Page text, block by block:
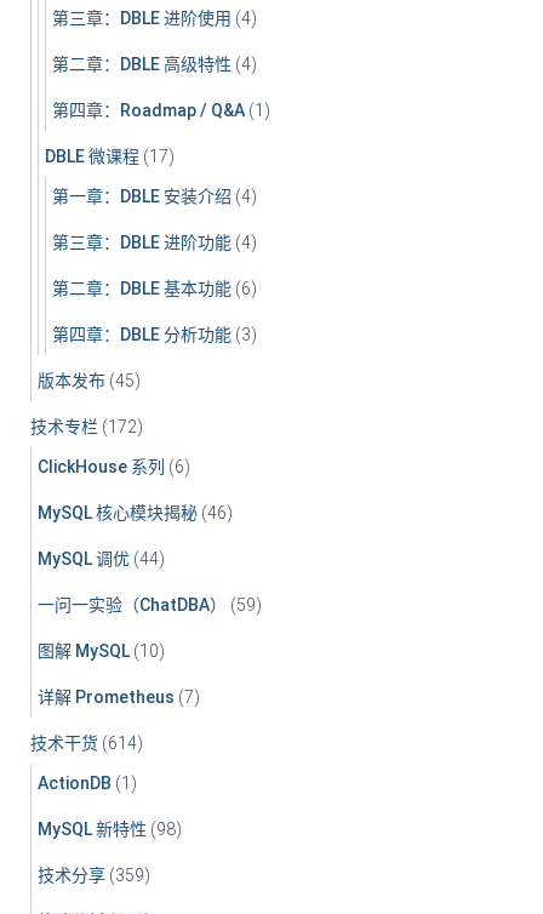
第三章：DBLE 进阶使用 (4)
第二章：DBLE 高级特性 (4)
第四章：Roadmap / Q&A (1)
DBLE 微课程 (17)
第一章：DBLE 安装介绍 (4)
第三章：DBLE 进阶功能 (4)
第二章：DBLE 基本功能 (6)
第四章：DBLE 分析功能 (3)
版本发布 (45)
技术专栏 (172)
ClickHouse 系列 (6)
MySQL 核心模块揭秘 (46)
MySQL 调优 (44)
一问一实验（ChatDBA） (59)
图解 MySQL (10)
详解 Prometheus (7)
技术干货 (614)
ActionDB (1)
MySQL 新特性 (98)
技术分享 (359)